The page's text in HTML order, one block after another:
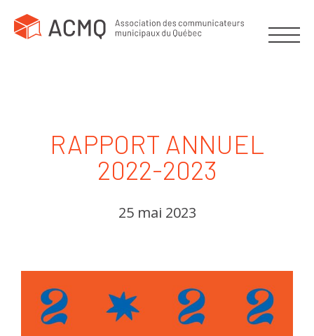
RAPPORT ANNUEL
2022-2023
25 mai 2023